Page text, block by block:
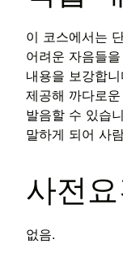
이 코스에서는
어려운 자음들
내용을 보강합
제공해 까다로
발음할 수 있습
말하게 되어 사
사전요
없음.